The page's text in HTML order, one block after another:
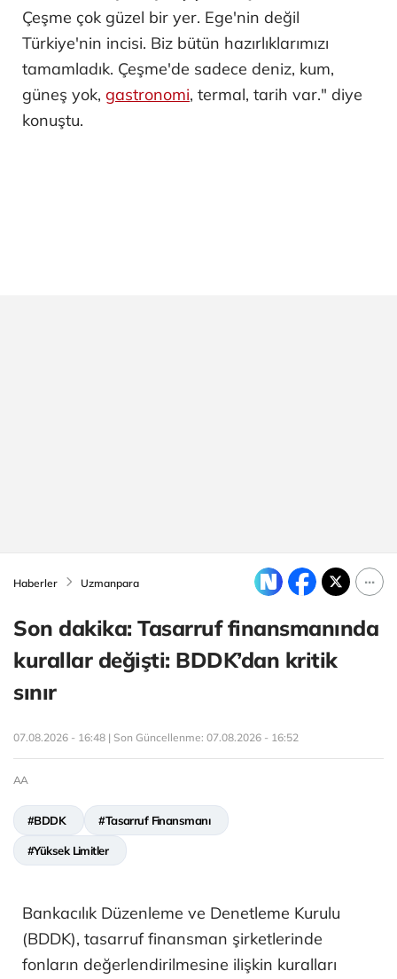
Çeşme çok güzel bir yer. Ege'nin değil
Türkiye'nin incisi. Biz bütün hazırlıklarımızı
tamamladık. Çeşme'de sadece deniz, kum,
güneş yok, gastronomi, termal, tarih var." diye
konuştu.
Haberler Uzmanpara
Son dakika: Tasarruf finansmanında
kurallar değişti: BDDK’dan kritik
sınır
07.08.2026 - 16:48 | Son Güncellenme: 07.08.2026 - 16:52
AA
#BDDK #Tasarruf Finansmanı
#Yüksek Limitler
Bankacılık Düzenleme ve Denetleme Kurulu
(BDDK), tasarruf finansman şirketlerinde
fonların değerlendirilmesine ilişkin kuralları